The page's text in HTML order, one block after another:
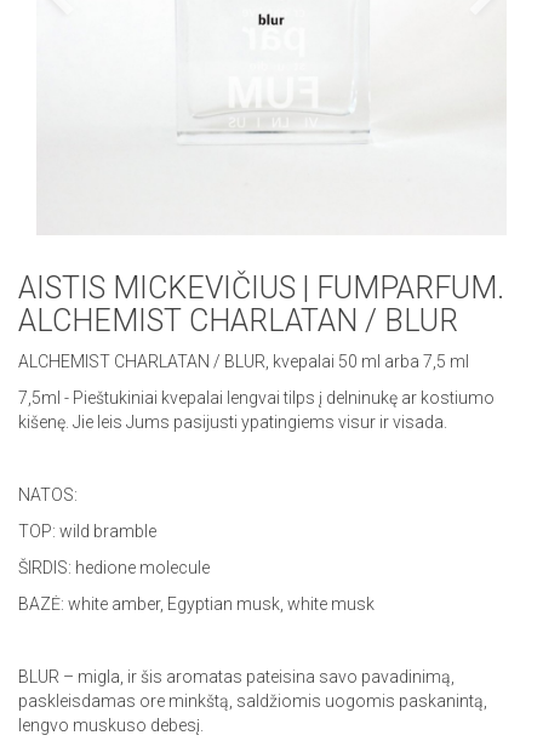
AISTIS MICKEVIČIUS | FUMPARFUM.
ALCHEMIST CHARLATAN / BLUR
ALCHEMIST CHARLATAN / BLUR, kvepalai 50 ml arba 7,5 ml
7,5ml - Pieštukiniai kvepalai lengvai tilps į delninukę ar kostiumo
kišenę. Jie leis Jums pasijusti ypatingiems visur ir visada.
NATOS:
TOP: wild bramble
ŠIRDIS: hedione molecule
BAZĖ: white amber, Egyptian musk, white musk
BLUR – migla, ir šis aromatas pateisina savo pavadinimą,
paskleisdamas ore minkštą, saldžiomis uogomis paskanintą,
lengvo muskuso debesį.